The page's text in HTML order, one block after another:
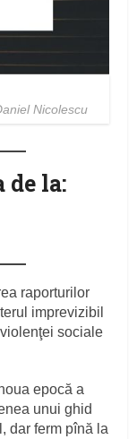
Nicolescu
de la:
raporturilor
imprevizibil
sociale
epocă a
unui ghid
dar ferm pînă la